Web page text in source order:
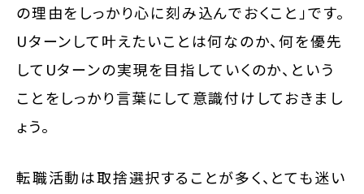
の理由をしっかり心に刻み込んでおくこと」です。
Uターンして叶えたいことは何なのか、何を優先
してUターンの実現を目指していくのか、という
ことをしっかり言葉にして意識付けしておきまし
ょう。
転職活動は取捨選択することが多く、とても迷い